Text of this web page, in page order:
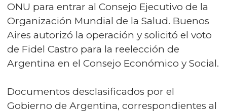
ONU para entrar al Consejo Ejecutivo de la
Organización Mundial de la Salud. Buenos
Aires autorizó la operación y solicitó el voto
de Fidel Castro para la reelección de
Argentina en el Consejo Económico y Social.
Documentos desclasificados por el
Gobierno de Argentina, correspondientes al